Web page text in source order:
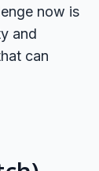
now is
and
can